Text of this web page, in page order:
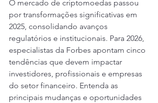
O mercado de criptomoedas passou
por transformações significativas em
2025, consolidando avanços
regulatórios e institucionais. Para 2026,
especialistas da Forbes apontam cinco
tendências que devem impactar
investidores, profissionais e empresas
do setor financeiro. Entenda as
principais mudanças e oportunidades